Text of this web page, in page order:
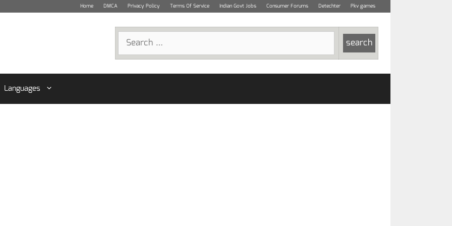
Home DMCA Privacy Policy Terms Of Service Indian Govt Jobs Consumer Forums Detechter Pkv games
Search
for:
Languages